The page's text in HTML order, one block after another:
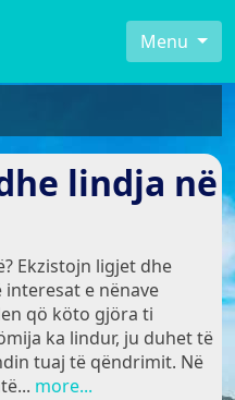
Menu
lindja në
Ekzistojn ligjet dhe
e nënave
qö köto gjöra ti
ka lindur, ju duhet të
tuaj të qëndrimit. Në
more...